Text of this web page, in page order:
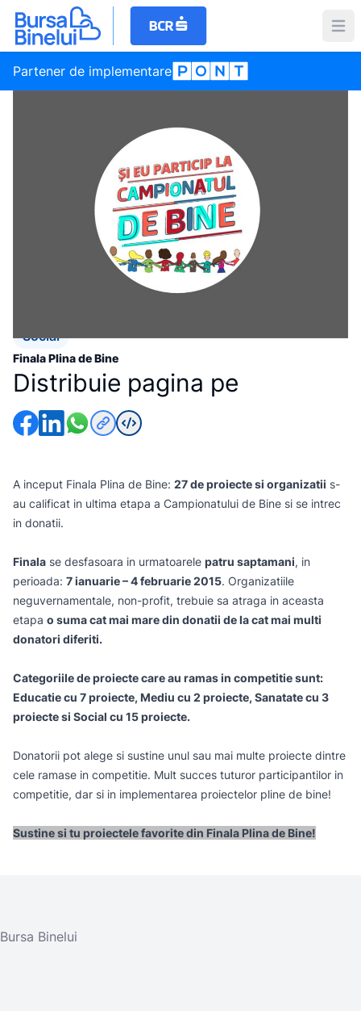
Partener de implementare
Social
Finala Plina de Bine
Distribuie pagina pe
A inceput Finala Plina de Bine: 27 de proiecte si organizatii s-
au calificat in ultima etapa a Campionatului de Bine si se intrec
in donatii.
Finala se desfasoara in urmatoarele patru saptamani, in
perioada: 7 ianuarie – 4 februarie 2015. Organizatiile
neguvernamentale, non-profit, trebuie sa atraga in aceasta
etapa o suma cat mai mare din donatii de la cat mai multi
donatori diferiti.
Categoriile de proiecte care au ramas in competitie sunt:
Educatie cu 7 proiecte, Mediu cu 2 proiecte, Sanatate cu 3
proiecte si Social cu 15 proiecte.
Donatorii pot alege si sustine unul sau mai multe proiecte dintre
cele ramase in competitie. Mult succes tuturor participantilor in
competitie, dar si in implementarea proiectelor pline de bine!
Sustine si tu proiectele favorite din Finala Plina de Bine!
Bursa Binelui